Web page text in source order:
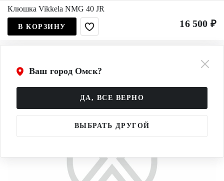
Ваш город Омск?
ДА, ВСЕ ВЕРНО
ВЫБРАТЬ ДРУГОЙ
Клюшка Vikkela NMG 40 JR
16 500 ₽
В КОРЗИНУ